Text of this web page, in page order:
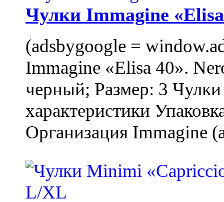
Чулки Immagine
(adsbygoogle =
Immagine «Elisa 40».
черный; Размер: 3
характеристики
Организация Immagine